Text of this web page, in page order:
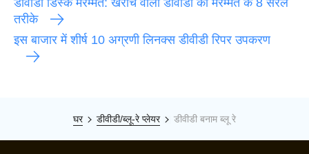
तरीके
इस बाजार में शीर्ष 10 अग्रणी लिनक्स डीवीडी रिपर उपकरण
घर डीवीडी/ब्लू-रे प्लेयर डीवीडी बनाम ब्लू रे